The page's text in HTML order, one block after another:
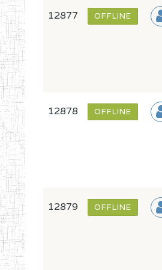
12877 OFFLINE
12878 OFFLINE
12879 OFFLINE